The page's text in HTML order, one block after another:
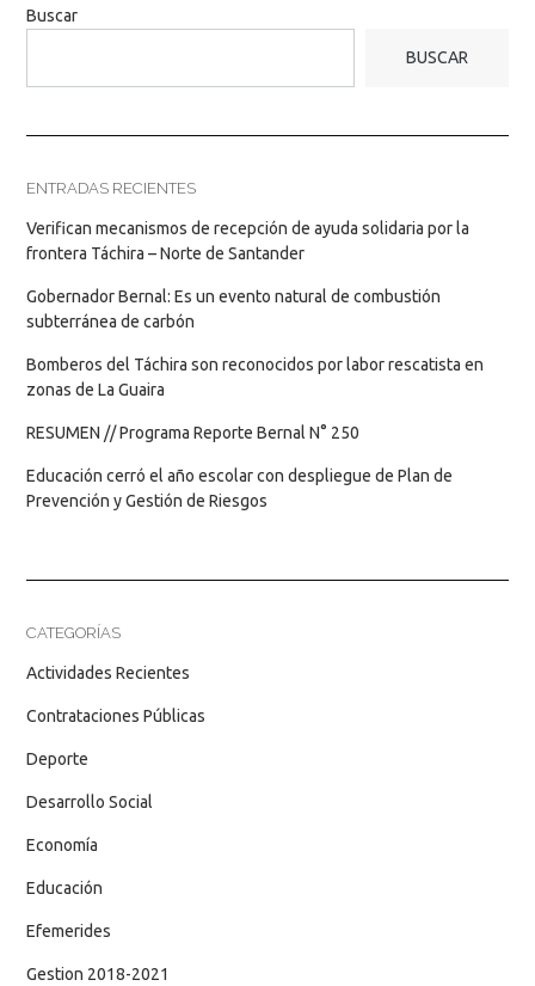
Buscar
BUSCAR
ENTRADAS RECIENTES
Verifican mecanismos de recepción de ayuda solidaria por la
frontera Táchira – Norte de Santander
Gobernador Bernal: Es un evento natural de combustión
subterránea de carbón
Bomberos del Táchira son reconocidos por labor rescatista en
zonas de La Guaira
RESUMEN // Programa Reporte Bernal N° 250
Educación cerró el año escolar con despliegue de Plan de
Prevención y Gestión de Riesgos
CATEGORÍAS
Actividades Recientes
Contrataciones Públicas
Deporte
Desarrollo Social
Economía
Educación
Efemerides
Gestion 2018-2021